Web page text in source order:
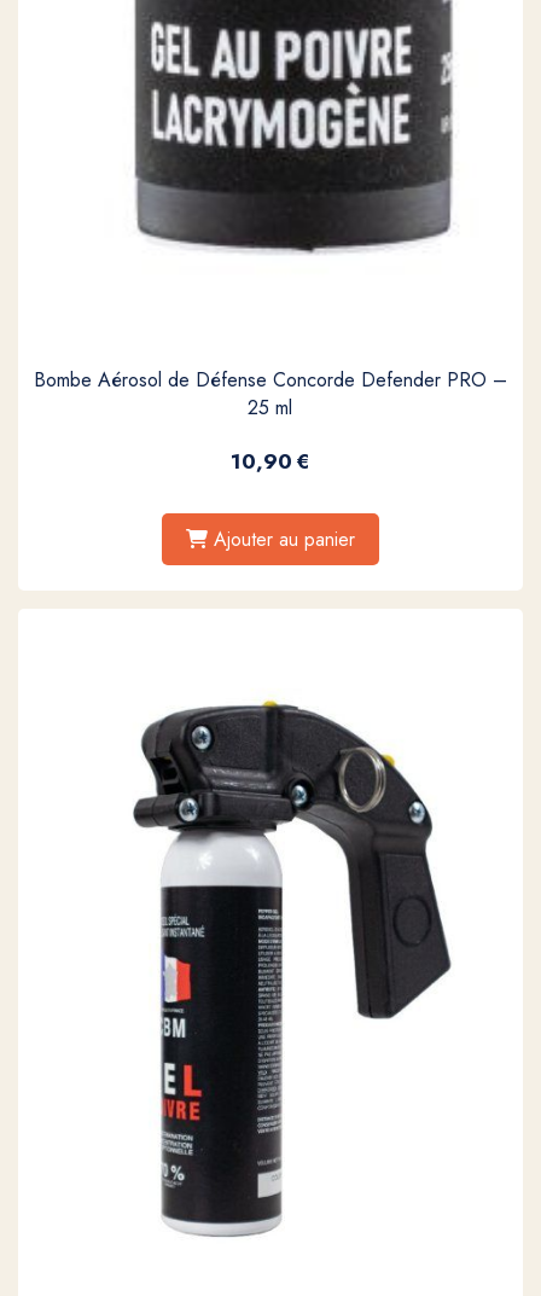
Bombe Aérosol de Défense Concorde Defender PRO –
25 ml
10,90€
Ajouter au panier